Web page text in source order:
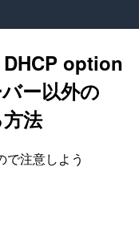
option
ー以外の
法
注意しよう